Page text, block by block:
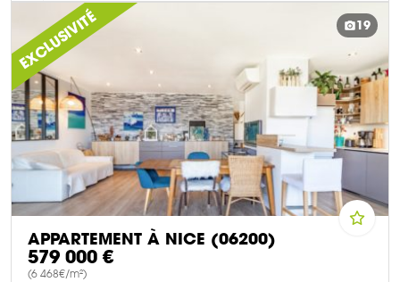
DÉCOUVRIR CE BIEN
EXCLUSIVITÉ 19
APPARTEMENT À NICE (06200)
579 000 €
(6 468€/m²)